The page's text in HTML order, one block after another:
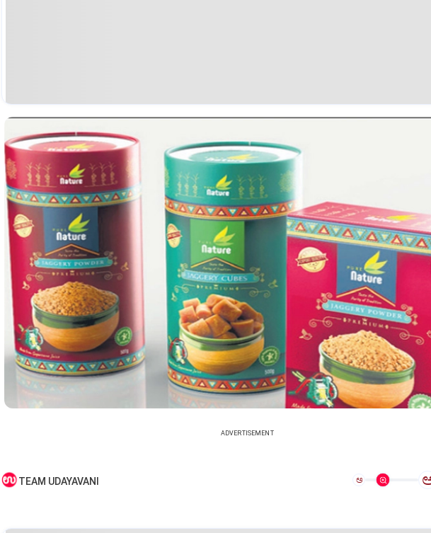
ADVERTISEMENT
TEAM UDAYAVANI ಅ